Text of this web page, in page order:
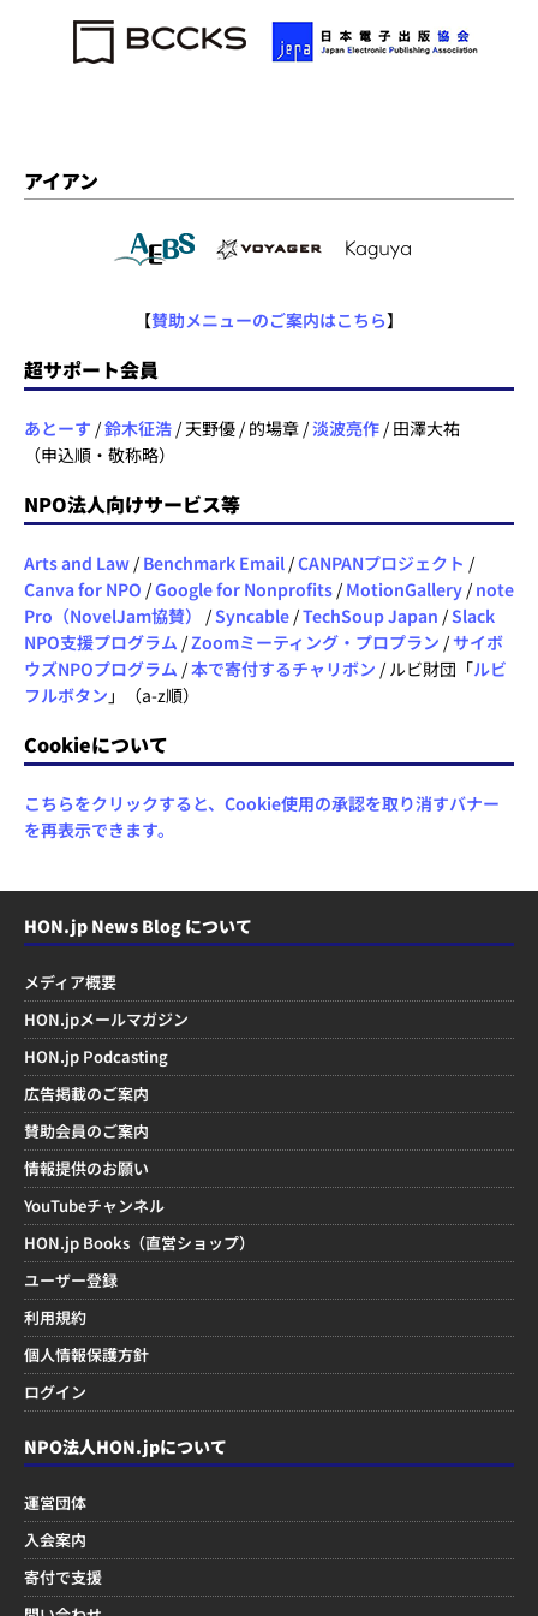
アイアン
【賛助メニューのご案内はこちら】
超サポート会員
あとーす /鈴木征浩 / 天野優 / 的場章 /淡波亮作 / 田澤大祐
（申込順・敬称略）
NPO法人向けサービス等
Arts and Law / Benchmark Email /CANPANプロジェクト /
Canva for NPO /Google for Nonprofits / MotionGallery / note
Pro（NovelJam協賛）
/Syncable /TechSoup Japan /Slack
NPO支援プログラム /Zoomミーティング・プロプラン /サイボ
ウズNPOプログラム /本で寄付するチャリボン / ルビ財団「ルビ
フルボタン 」（a-z順）
Cookieについて
こちらをクリックすると、Cookie使用の承認を取り消すバナー
を再表示できます。
HON.jp News Blog について
メディア概要
HON.jpメールマガジン
HON.jp Podcasting
広告掲載のご案内
賛助会員のご案内
情報提供のお願い
YouTubeチャンネル
HON.jp Books（直営ショップ）
ユーザー登録
利用規約
個人情報保護方針
ログイン
NPO法人HON.jpについて
運営団体
入会案内
寄付で支援